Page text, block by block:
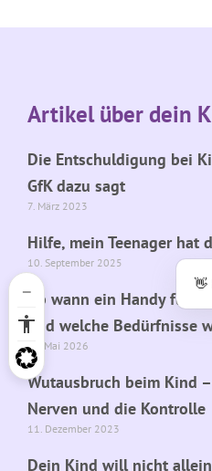
Artikel über dein
Die Entschuldigung bei
GfK dazu sagt
7. März 2023
Hilfe, mein Teenager hat
10. September 2025
Ab wann ein Handy für
und welche Bedürfnisse
27. Mai 2026
Wutausbruch beim Kind
Nerven und die Kontrolle
11. Dezember 2023
Dein Kind will nicht
👋